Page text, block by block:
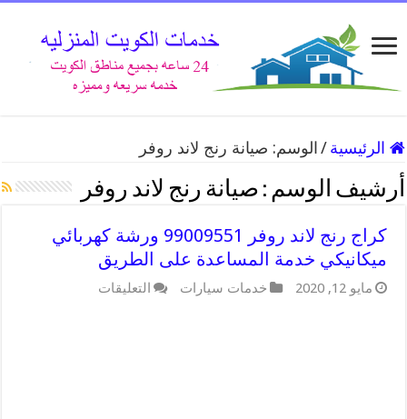
الرئيسية / الوسم: صيانة رنج لاند روفر
أرشيف الوسم : صيانة رنج لاند روفر
كراج رنج لاند روفر 99009551 ورشة كهربائي
ميكانيكي خدمة المساعدة على الطريق
مايو 12, 2020 خدمات سيارات التعليقات